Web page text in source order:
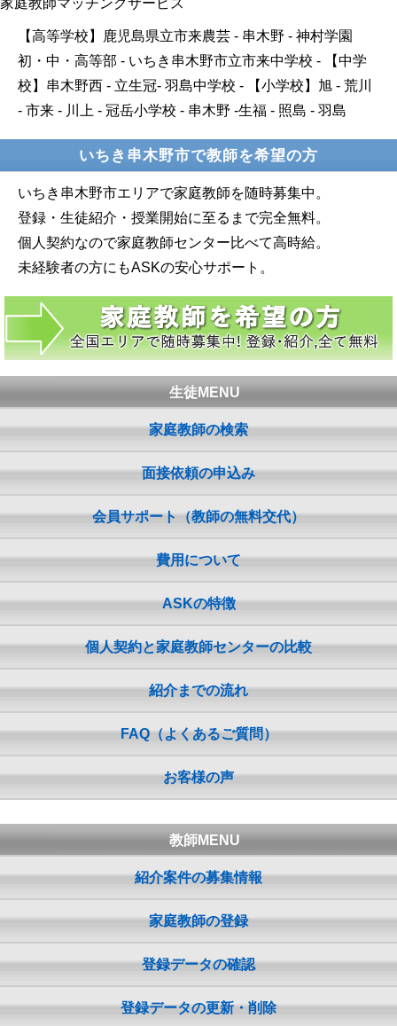
家庭教師マッチングサービス
【高等学校】鹿児島県立市来農芸 - 串木野 - 神村学園
初・中・高等部 - いちき串木野市立市来中学校 - 【中学
校】串木野西 - 立生冠- 羽島中学校 - 【小学校】旭 - 荒川
- 市来 - 川上 - 冠岳小学校 - 串木野 -生福 - 照島 - 羽島
いちき串木野市で教師を希望の方
いちき串木野市エリアで家庭教師を随時募集中。
登録・生徒紹介・授業開始に至るまで完全無料。
個人契約なので家庭教師センター比べて高時給。
未経験者の方にもASKの安心サポート。
生徒MENU
家庭教師の検索
面接依頼の申込み
会員サポート（教師の無料交代）
費用について
ASKの特徴
個人契約と家庭教師センターの比較
紹介までの流れ
FAQ（よくあるご質問）
お客様の声
教師MENU
紹介案件の募集情報
家庭教師の登録
登録データの確認
登録データの更新・削除